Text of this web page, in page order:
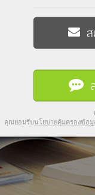
คุณยอมรับนโยบายคุ้มครองข้อ